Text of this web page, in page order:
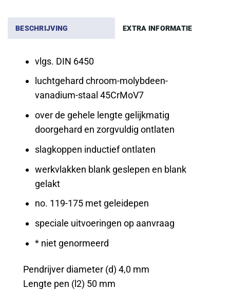
BESCHRIJVING EXTRA INFORMATIE
vlgs. DIN 6450
luchtgehard chroom-molybdeen-
vanadium-staal 45CrMoV7
over de gehele lengte gelijkmatig
doorgehard en zorgvuldig ontlaten
slagkoppen inductief ontlaten
werkvlakken blank geslepen en blank
gelakt
no. 119-175 met geleidepen
speciale uitvoeringen op aanvraag
* niet genormeerd
Pendrijver diameter (d) 4,0 mm
Lengte pen (l2) 50 mm